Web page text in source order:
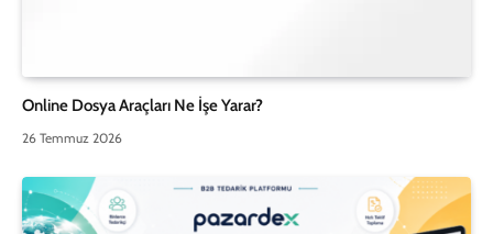
Online Dosya Araçları Ne İşe Yarar?
26 Temmuz 2026